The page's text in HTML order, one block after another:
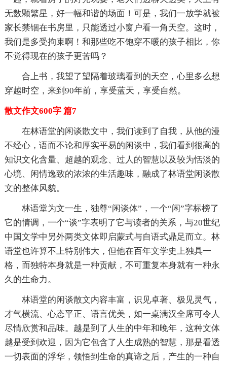
无数颗繁星，好一幅和谐的场面！可是，我们一放学就被
家长禁锢在书房里，只能透过小窗户看一角天空。这时，
我们是多受拘束啊！和那些吃不饱穿不暖的孩子相比，你
不觉得现在的孩子更苦吗？
合上书，我望了望隔着玻璃看到的天空，心里多么想
穿越时空，来到90年前，享受蓝天，享受自然。
散文作文600字 篇7
在林语堂的闲谈散文中，我们读到了自我，从他的漫
不经心，语而不论和厚实平易的闲谈中，我们看到很高的
知识文化含量、超越的观念、过人的智慧以及较为恬淡的
心境、闲情逸致的浓浓的生活趣味，融成了林语堂闲谈散
文的整体风貌。
林语堂为文一生，独尊“闲谈体”，一个“闲”字标榜了
它的情调，一个“谈”字表明了它与读者的关系，与20世纪
中国文学中另外两类文体即启蒙式与自语式鼎足而立。林
语堂也许算不上特别伟大，但他在百年文学史上独具一
格，而独特本身就是一种贡献，不可重复本身就有一种永
久的生命力。
林语堂的闲谈散文内容丰富，识见卓著、极见灵气，
才气横流、心态平正、语言优美，如一桌满汉全席可令人
尽情欣赏和品味。越是到了人生的中年和晚年，这种文体
越是受到欢迎，因为它包含了人生成熟的智慧，那是看透
一切表面的浮华，领悟到生命的真谛之后，产生的一种自